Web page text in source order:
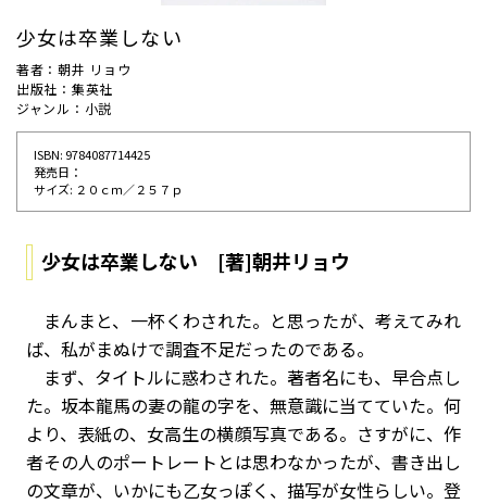
少女は卒業しない
著者：朝井 リョウ
出版社：集英社
ジャンル：小説
ISBN: 9784087714425
発売⽇：
サイズ: ２０ｃｍ／２５７ｐ
少女は卒業しない [著]朝井リョウ
まんまと、一杯くわされた。と思ったが、考えてみれ
ば、私がまぬけで調査不足だったのである。
まず、タイトルに惑わされた。著者名にも、早合点し
た。坂本龍馬の妻の龍の字を、無意識に当てていた。何
より、表紙の、女高生の横顔写真である。さすがに、作
者その人のポートレートとは思わなかったが、書き出し
の文章が、いかにも乙女っぽく、描写が女性らしい。登